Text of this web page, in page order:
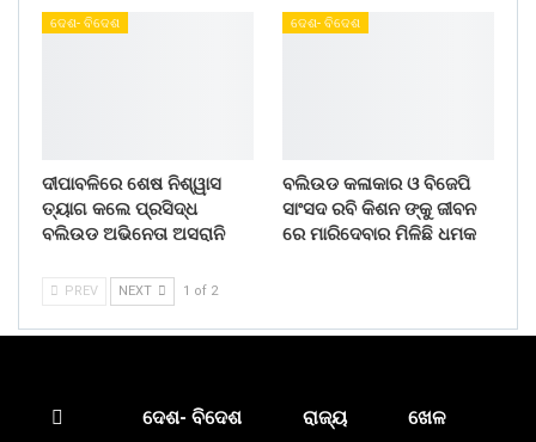
ଦେଶ- ବିଦେଶ
ଦୀପାବଳିରେ ଶେଷ ନିଶ୍ୱାସ
ତ୍ୟାଗ କଲେ ପ୍ରସିଦ୍ଧ
ବଲିଉଡ ଅଭିନେତା ଅସରାନି
ଦେଶ- ବିଦେଶ
ବଲିଉଡ କଳାକାର ଓ ବିଜେପି
ସାଂସଦ ରବି କିଶନ ଙ୍କୁ ଜୀବନ
ରେ ମାରିଦେବାର ମିଳିଛି ଧମକ
PREV NEXT 1 of 2
ଦେଶ- ବିଦେଶ ରାଜ୍ୟ ଖେଳ